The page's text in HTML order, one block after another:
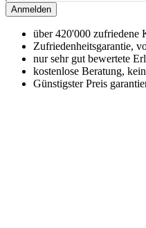
Anmelden
über 420'000 zufriedene
Zufriedenheitsgarantie,
nur sehr gut bewertete
kostenlose Beratung,
Günstigster Preis